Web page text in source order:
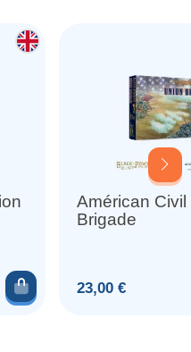
Ajouter au panier
Américan Civil
Brigade
Prix
23,00 €